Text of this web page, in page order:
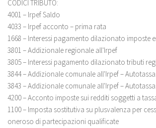
CODICI TRIBUTO:
4001 – Irpef Saldo
4033 – Irpef acconto – prima rata
1668 – Interessi pagamento dilazionato imposte
3801 – Addizionale regionale all'Irpef
3805 – Interessi pagamento dilazionato tributi
3844 – Addizionale comunale all'Irpef –
3843 – Addizionale comunale all'Irpef –
4200 – Acconto imposte sui redditi soggetti a
1100 – Imposta sostitutiva su plusvalenza per
oneroso di partecipazioni qualificate